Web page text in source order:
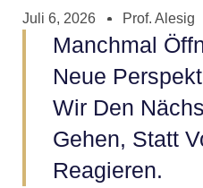
Juli 6, 2026 Prof. Alesig
Manchmal
Neue
Wir Den
Gehen, Statt
Reagieren.